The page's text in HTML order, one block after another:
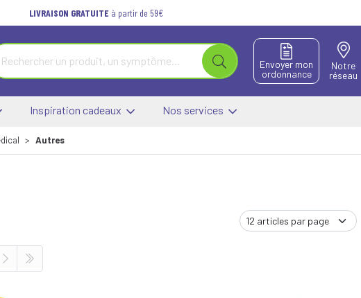
LIVRAISON GRATUITE à partir de 59€
Notre
réseau
Envoyer mon
ordonnance
Inspiration cadeaux Nos services
Autres